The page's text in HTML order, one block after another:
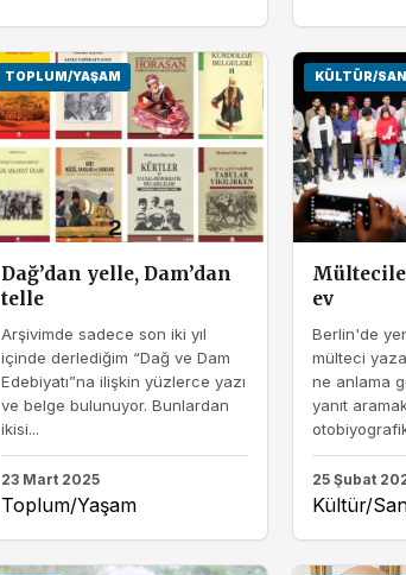
TOPLUM/YAŞAM
Dağ’dan yelle, Dam’dan
telle
Arşivimde sadece son iki yıl
içinde derlediğim “Dağ ve Dam
Edebiyatı”na ilişkin yüzlerce yazı
ve belge bulunuyor. Bunlardan
ikisi...
23 Mart 2025
Toplum/Yaşam
KÜLTÜR/
ev
Berlin'de
mülteci
ne anlama
yanıt
25 Şubat
Kültür/